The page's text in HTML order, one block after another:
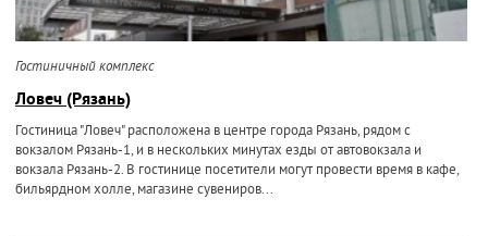
Гостиничный комплекс
Ловеч (Рязань)
Гостиница "Ловеч" расположена в центре города Рязань, рядом с
вокзалом Рязань-1, и в нескольких минутах езды от автовокзала и
вокзала Рязань-2. В гостинице посетители могут провести время в кафе,
бильярдном холле, магазине сувениров...